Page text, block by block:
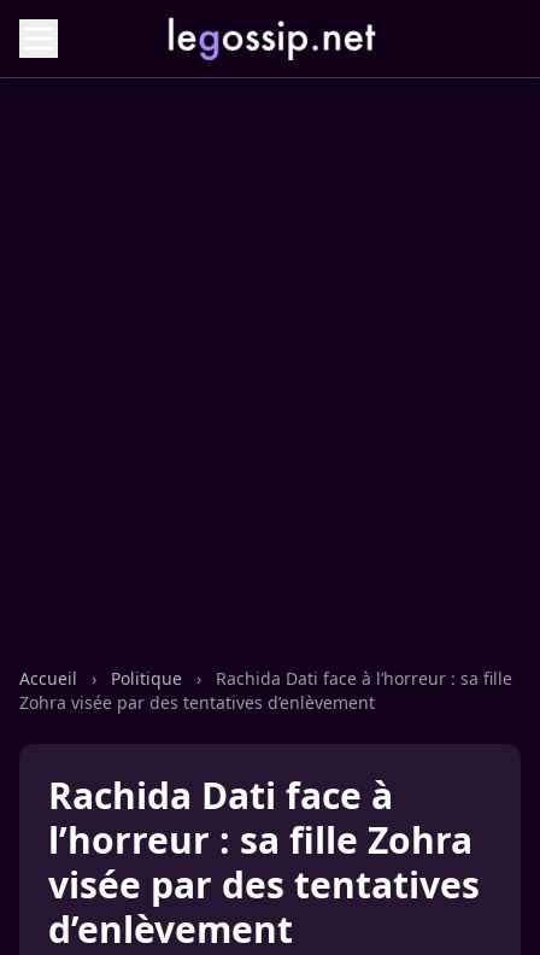
Accueil › Politique ›
Rachida Dati face à l’horreur : sa fille
Zohra visée par des tentatives d’enlèvement
Rachida Dati face à
l’horreur : sa fille Zohra
visée par des tentatives
d’enlèvement